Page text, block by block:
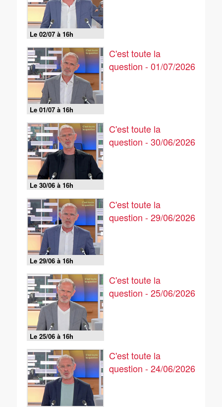
Le 02/07 à 16h
Le 01/07 à 16h
C'est toute la
question - 01/07/2026
Le 30/06 à 16h
C'est toute la
question - 30/06/2026
Le 29/06 à 16h
C'est toute la
question - 29/06/2026
Le 25/06 à 16h
C'est toute la
question - 25/06/2026
C'est toute la
question - 24/06/2026